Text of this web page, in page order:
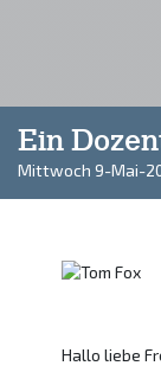
Ein
Mittwoch 9-Mai-
Hallo liebe